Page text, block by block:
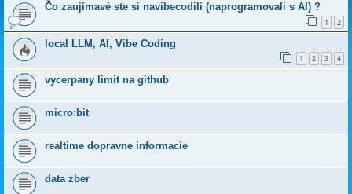
Čo zaujímavé ste si navibecodili (naprogramovali s AI) ?
1 2
local LLM, AI, Vibe Coding
1 2 3 4
vycerpany limit na github
micro:bit
realtime dopravne informacie
data zber